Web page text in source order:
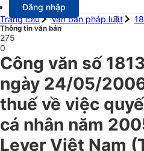
Đăng nhập
Trang chủ
Văn bản pháp luật
Thông tin văn bản
275
0
Công văn số
ngày 24/05/
thuế về việc
cá nhân năm
Lever Việt Nam